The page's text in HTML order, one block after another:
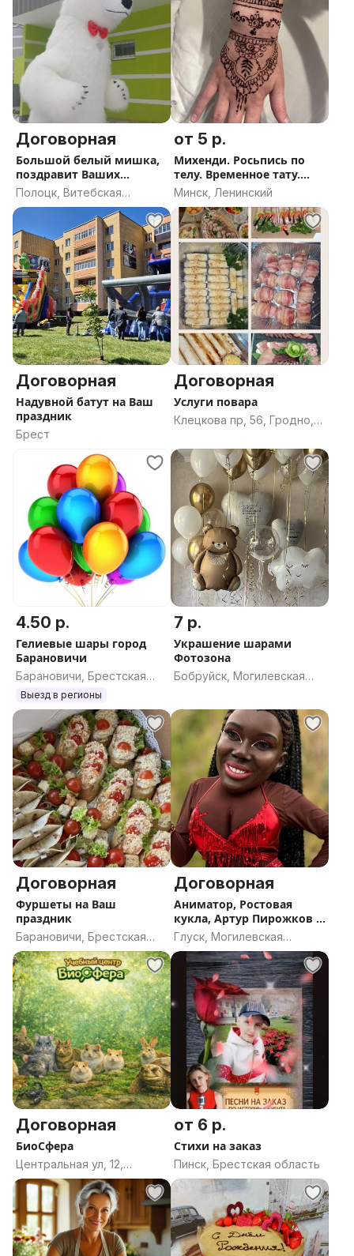
Договорная
Большой белый мишка,
поздравит Ваших
близких
Полоцк, Витебская
область
от 5 р.
Михенди. Росьпись по
телу. Временное тату.
Акция
Минск, Ленинский
Договорная
Надувной батут на Ваш
праздник
Брест
Договорная
Услуги повара
Клецкова пр, 56, Гродно,
4.50 р.
Гелиевые шары город
Барановичи
Барановичи, Брестская
область
Выезд в регионы
7 р.
Украшение шарами
Фотозона
Бобруйск, Могилевская
Договорная
Фуршеты на Ваш
праздник
Барановичи, Брестская
область
Договорная
Аниматор, Ростовая
кукла, Артур Пирожков и
другие
Глуск, Могилевская
область
Договорная
БиоСфера
Центральная ул, 12,
агрогородок Новка,
Новкинский сельсовет,
Витебский район,
Витебская область
от 6 р.
Стихи на заказ
Пинск, Брестская область